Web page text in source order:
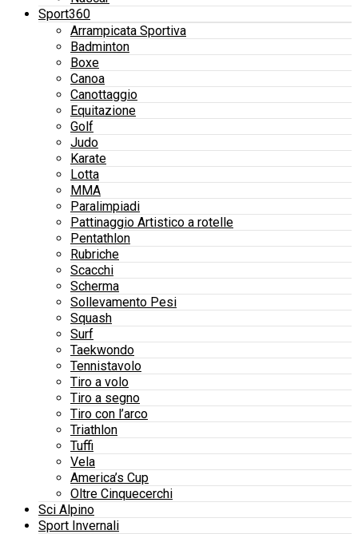
Sport360
Arrampicata Sportiva
Badminton
Boxe
Canoa
Canottaggio
Equitazione
Golf
Judo
Karate
Lotta
MMA
Paralimpiadi
Pattinaggio Artistico a rotelle
Pentathlon
Rubriche
Scacchi
Scherma
Sollevamento Pesi
Squash
Surf
Taekwondo
Tennistavolo
Tiro a volo
Tiro a segno
Tiro con l’arco
Triathlon
Tuffi
Vela
America’s Cup
Oltre Cinquecerchi
Sci Alpino
Sport Invernali